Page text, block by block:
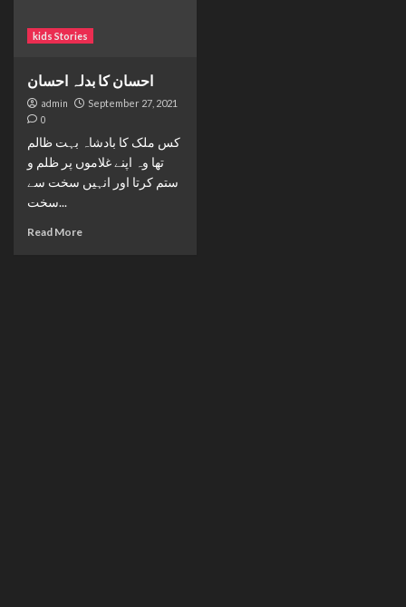
kids Stories
احسان کا بدلہ احسان
admin September 27, 2021
0
کس ملک کا بادشاہ بہت ظالم
تھا وہ اپنے غلاموں پر ظلم و
ستم کرتا اور انہیں سخت سے
سخت...
Read More